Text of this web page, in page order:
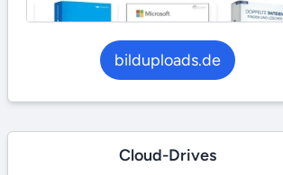
bilduploads.de
Cloud-Drives